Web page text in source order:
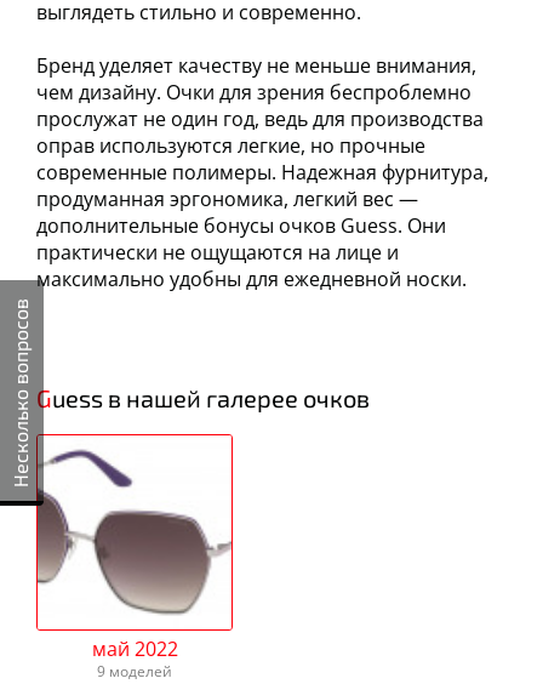
Несколько вопросов
выглядеть стильно и современно.
Бренд уделяет качеству не меньше внимания,
чем дизайну. Очки для зрения беспроблемно
прослужат не один год, ведь для производства
оправ используются легкие, но прочные
современные полимеры. Надежная фурнитура,
продуманная эргономика, легкий вес —
дополнительные бонусы очков Guess. Они
практически не ощущаются на лице и
максимально удобны для ежедневной носки.
Guess в нашей галерее очков
май 2022
9 моделей